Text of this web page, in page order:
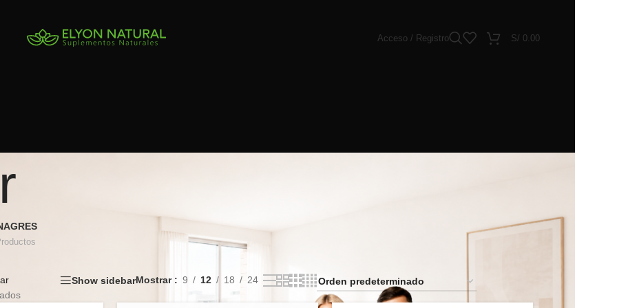
Acceso / Registro S/ 0.00
Show sidebarMostrar 9 12 18 24